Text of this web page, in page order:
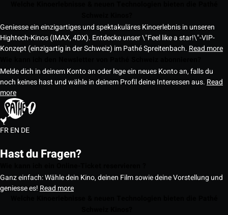
Geniesse ein einzigartiges und spektakuläres Kinoerlebnis in unseren
Hightech-Kinos (IMAX, 4DX). Entdecke unser \"Feel like a star!\"-VIP-
Konzept (einzigartig in der Schweiz) im Pathé Spreitenbach. Read more
Melde dich in deinem Konto an oder lege ein neues Konto an, falls du
noch keines hast und wähle in deinem Profil deine Interessen aus. Read
more
FREN DE
Hast du Fragen?
Ganz einfach: Wähle dein Kino, deinen Film sowie deine Vorstellung und
geniesse es! Read more